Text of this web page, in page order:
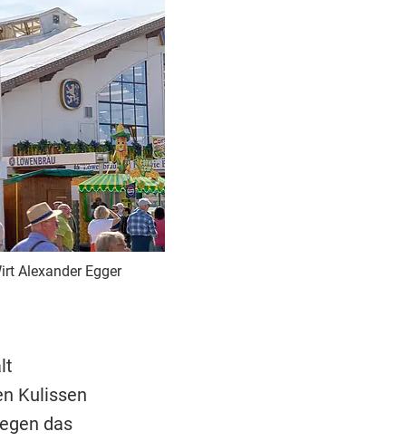
Alexander Egger
Kulissen
das